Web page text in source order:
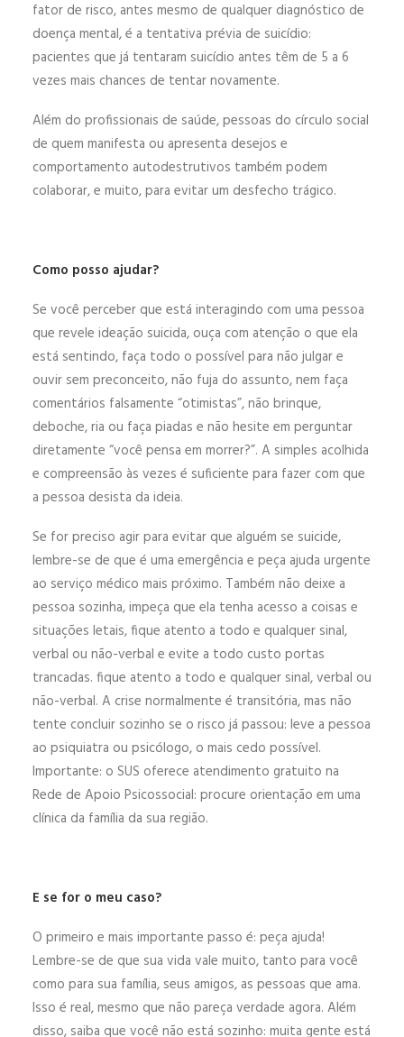
fator de risco, antes mesmo de qualquer diagnóstico de
doença mental, é a tentativa prévia de suicídio:
pacientes que já tentaram suicídio antes têm de 5 a 6
vezes mais chances de tentar novamente.
Além do profissionais de saúde, pessoas do círculo social
de quem manifesta ou apresenta desejos e
comportamento autodestrutivos também podem
colaborar, e muito, para evitar um desfecho trágico.
Como posso ajudar?
Se você perceber que está interagindo com uma pessoa
que revele ideação suicida, ouça com atenção o que ela
está sentindo, faça todo o possível para não julgar e
ouvir sem preconceito, não fuja do assunto, nem faça
comentários falsamente “otimistas”, não brinque,
deboche, ria ou faça piadas e não hesite em perguntar
diretamente “você pensa em morrer?”. A simples acolhida
e compreensão às vezes é suficiente para fazer com que
a pessoa desista da ideia.
Se for preciso agir para evitar que alguém se suicide,
lembre-se de que é uma emergência e peça ajuda urgente
ao serviço médico mais próximo. Também não deixe a
pessoa sozinha, impeça que ela tenha acesso a coisas e
situações letais, fique atento a todo e qualquer sinal,
verbal ou não-verbal e evite a todo custo portas
trancadas. fique atento a todo e qualquer sinal, verbal ou
não-verbal. A crise normalmente é transitória, mas não
tente concluir sozinho se o risco já passou: leve a pessoa
ao psiquiatra ou psicólogo, o mais cedo possível.
Importante: o SUS oferece atendimento gratuito na
Rede de Apoio Psicossocial: procure orientação em uma
clínica da família da sua região.
E se for o meu caso?
O primeiro e mais importante passo é: peça ajuda!
Lembre-se de que sua vida vale muito, tanto para você
como para sua família, seus amigos, as pessoas que ama.
Isso é real, mesmo que não pareça verdade agora. Além
disso, saiba que você não está sozinho: muita gente está